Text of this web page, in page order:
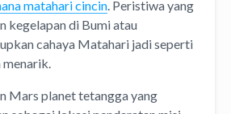
matahari cincin. Peristiwa yang
kegelapan di Bumi atau
cahaya Matahari jadi seperti
menarik.
Mars planet tetangga yang